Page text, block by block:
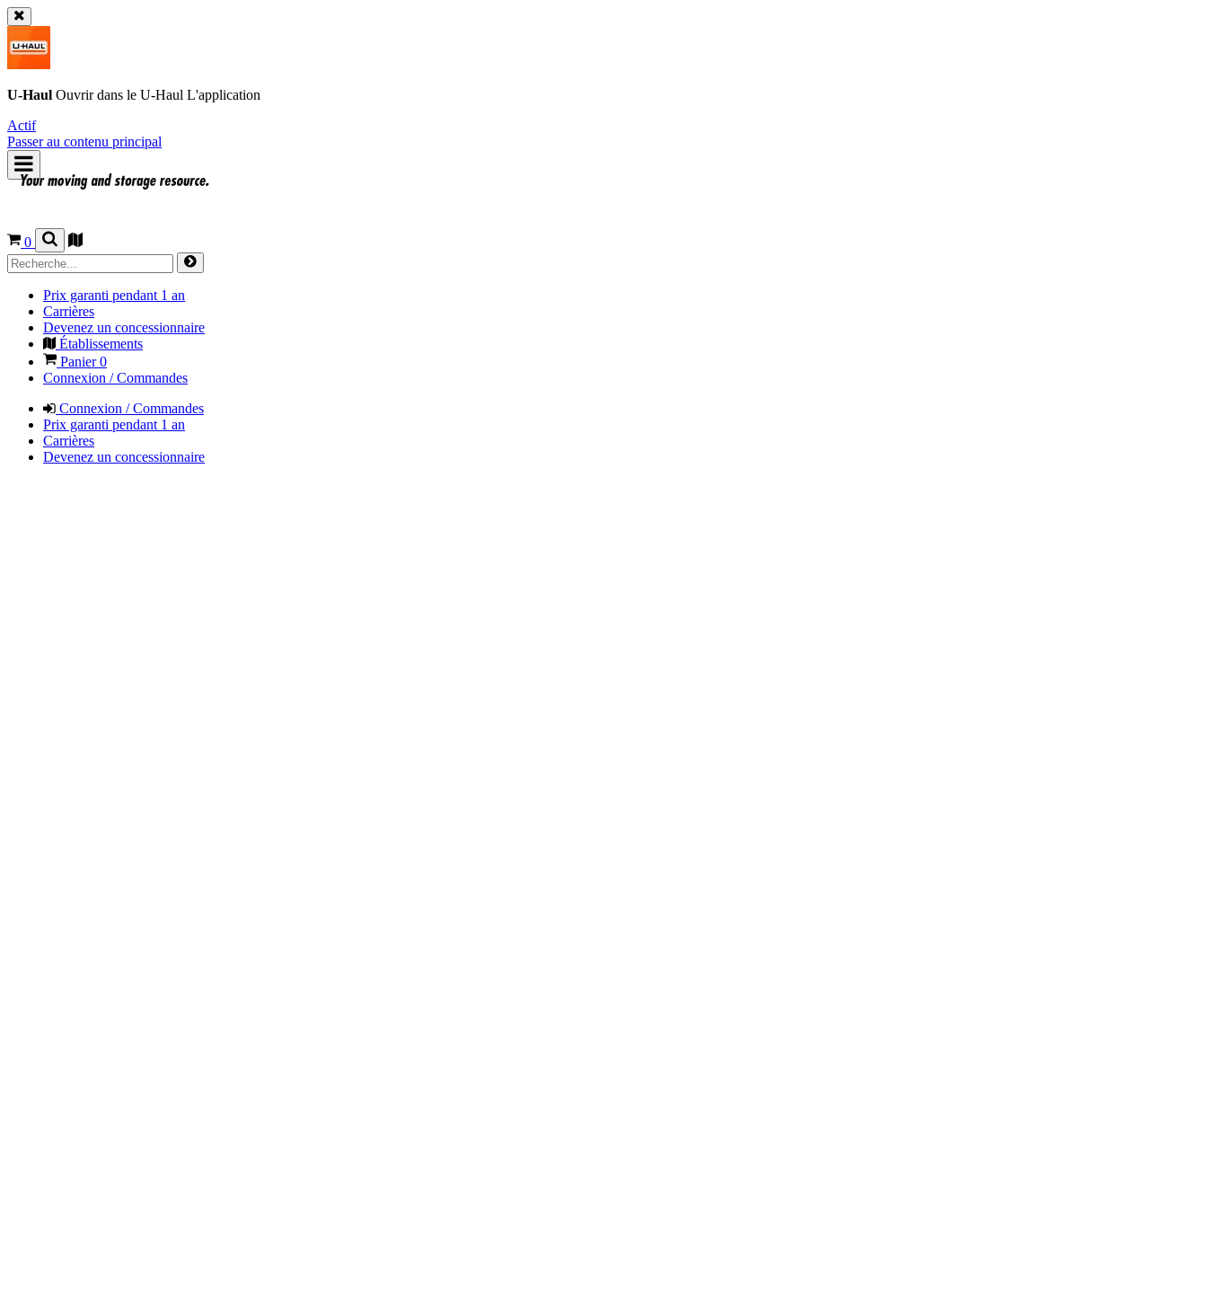
U-Haul Ouvrir dans le U-Haul L'application
Actif
Passer au contenu principal
0
Prix garanti pendant 1 an
Carrières
Devenez un concessionnaire
Établissements
Panier0
Connexion / Commandes
Connexion / Commandes
Prix garanti pendant 1 an
Carrières
Devenez un concessionnaire